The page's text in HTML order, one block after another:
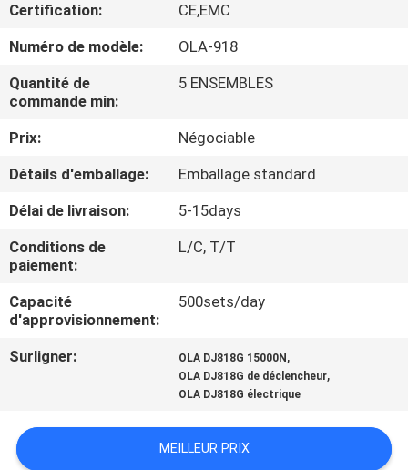
PROPOS
DE
NOUS
VISITE
D'USINE
CONTRÔLE
DE
LA
QUALITÉ
NOUVELLES
Certification:
CE,EMC
Numéro de modèle:
OLA-918
Quantité de
commande min:
5 ENSEMBLES
Prix:
Négociable
Détails d'emballage:
Emballage standard
Délai de livraison:
5-15days
Conditions de
paiement:
L/C, T/T
Capacité
d'approvisionnement:
500sets/day
Surligner: OLA DJ818G 15000N ,
OLA DJ818G de déclencheur,
OLA DJ818G électrique
MEILLEUR PRIX